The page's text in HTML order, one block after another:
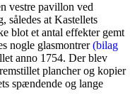
vestre pavillon ved
således at Kastellets
blot et antal effekter gemt
nogle glasmontrer(bilag
anno 1754. Der blev
plancher og kopier
spændende og lange